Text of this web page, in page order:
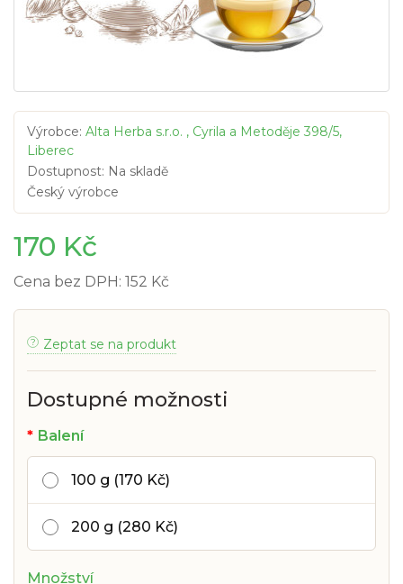
Výrobce: Alta Herba s.r.o. , Cyrila a Metoděje 398/5,
Liberec
Dostupnost: Na skladě
Český výrobce
170 Kč
Cena bez DPH: 152 Kč
Zeptat se na produkt
Dostupné možnosti
Balení
100 g (170 Kč)
200 g (280 Kč)
Množství